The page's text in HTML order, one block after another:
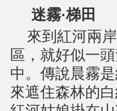
迷霧·梯田
來到紅河兩
區，就好似一
中。傳說晨霧
來遮住森林的